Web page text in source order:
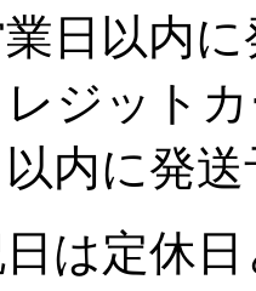
日以内
ジット
内に発
は定休